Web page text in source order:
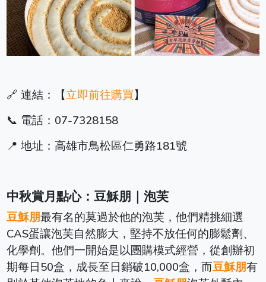
🔗 連結：【立即前往購買】
📞 電話：07-7328158
📍 地址：高雄市鳥松區仁勇路181號
中秋賞月點心：豆穌朋｜泡芙
豆穌朋最有名的莫過於他的泡芙，他們精挑細選
CAS蛋讓泡芙自然膨大，堅持不放任何的膨鬆劑、
化學劑。他們一開始是以團購模式經營，從創辦初
期每日50盒，成長至日銷破10,000盒，而豆穌朋有